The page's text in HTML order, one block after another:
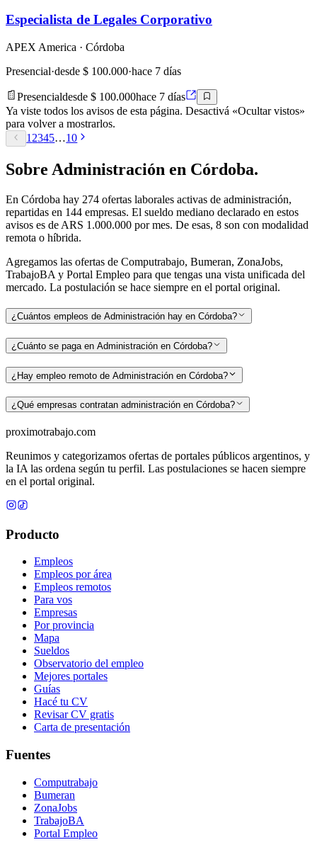
Especialista de Legales Corporativo
APEX America · Córdoba
Presencial·desde $ 100.000·hace 7 días
Presencialdesde $ 100.000hace 7 días
Ya viste todos los avisos de esta página. Desactivá «Ocultar vistos»
para volver a mostrarlos.
12345…10
Sobre Administración en Córdoba.
En Córdoba hay 274 ofertas laborales activas de administración,
repartidas en 144 empresas. El sueldo mediano declarado en estos
avisos es de ARS 1.000.000 por mes. De esas, 8 son con modalidad
remota o híbrida.
Agregamos las ofertas de Computrabajo, Bumeran, ZonaJobs,
TrabajoBA y Portal Empleo para que tengas una vista unificada del
mercado. La postulación se hace siempre en el portal original.
¿Cuántos empleos de Administración hay en Córdoba?
¿Cuánto se paga en Administración en Córdoba?
¿Hay empleo remoto de Administración en Córdoba?
¿Qué empresas contratan administración en Córdoba?
proximotrabajo.com
Reunimos y categorizamos ofertas de portales públicos argentinos, y
la IA las ordena según tu perfil. Las postulaciones se hacen siempre
en el portal original.
Producto
Empleos
Empleos por área
Empleos remotos
Para vos
Empresas
Por provincia
Mapa
Sueldos
Observatorio del empleo
Mejores portales
Guías
Hacé tu CV
Revisar CV gratis
Carta de presentación
Fuentes
Computrabajo
Bumeran
ZonaJobs
TrabajoBA
Portal Empleo